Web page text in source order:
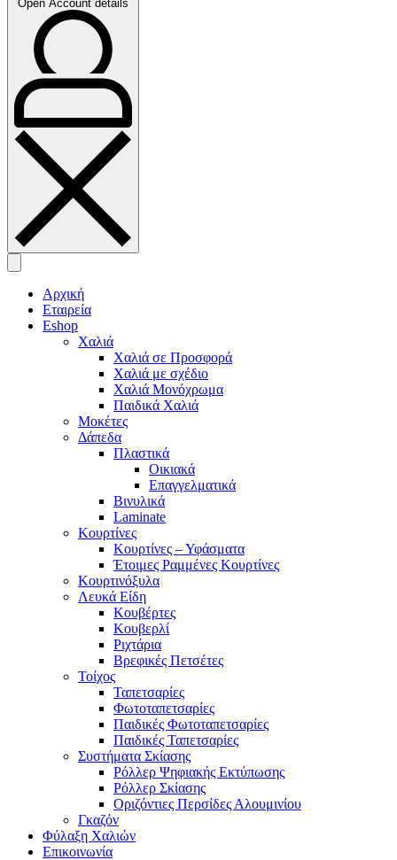
Open Account details
Αρχική
Εταιρεία
Eshop
Χαλιά
Χαλιά σε Προσφορά
Χαλιά με σχέδιο
Χαλιά Μονόχρωμα
Παιδικά Χαλιά
Μοκέτες
Δάπεδα
Πλαστικά
Οικιακά
Επαγγελματικά
Βινυλικά
Laminate
Κουρτίνες
Κουρτίνες – Υφάσματα
Έτοιμες Ραμμένες Κουρτίνες
Κουρτινόξυλα
Λευκά Είδη
Κουβέρτες
Κουβερλί
Ριχτάρια
Βρεφικές Πετσέτες
Τοίχος
Ταπετσαρίες
Φωτοταπετσαρίες
Παιδικές Φωτοταπετσαρίες
Παιδικές Ταπετσαρίες
Συστήματα Σκίασης
Ρόλλερ Ψηφιακής Εκτύπωσης
Ρόλλερ Σκίασης
Οριζόντιες Περσίδες Αλουμινίου
Γκαζόν
Φύλαξη Χαλιών
Επικοινωνία